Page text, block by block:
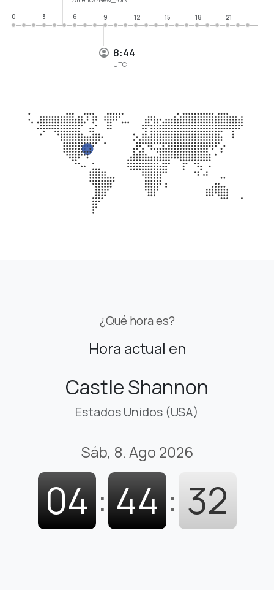
8:44
UTC
0
3 6 9 12 15 18 21
¿Qué hora es?
Hora actual en
Castle Shannon
Estados Unidos (USA)
Sáb, 8. Ago 2026
04 : 44 : 34